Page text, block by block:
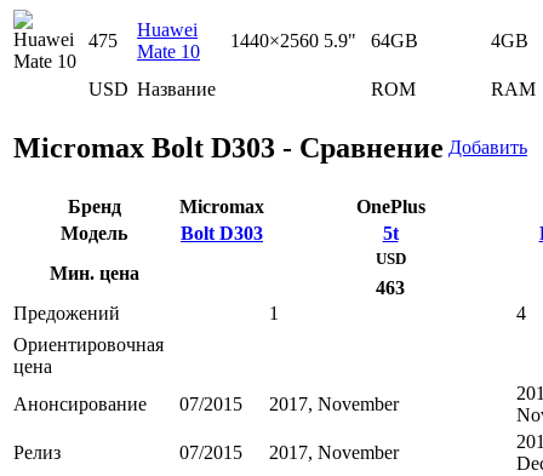
USD Название ROM RAM
475
Huawei
Mate 10
1440×2560 5.9" 64GB 4GB
Micromax Bolt D303 - Сравнение Добавить
Бренд Micromax
OnePlus
Модель
Bolt D303 5t
Мин. цена
USD
463
Предожений
1
4
Ориентировочная
цена
Анонсирование
07/2015 2017, November
Релиз
07/2015 2017, November